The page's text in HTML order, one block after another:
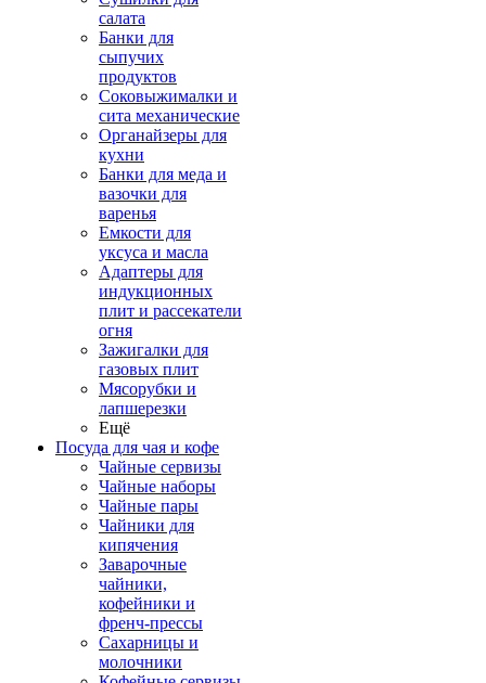
салата
Банки для
сыпучих
продуктов
Соковыжималки и
сита механические
Органайзеры для
кухни
Банки для меда и
вазочки для
варенья
Емкости для
уксуса и масла
Адаптеры для
индукционных
плит и рассекатели
огня
Зажигалки для
газовых плит
Мясорубки и
лапшерезки
Ещё
Посуда для чая и кофе
Чайные сервизы
Чайные наборы
Чайные пары
Чайники для
кипячения
Заварочные
чайники,
кофейники и
френч-прессы
Сахарницы и
молочники